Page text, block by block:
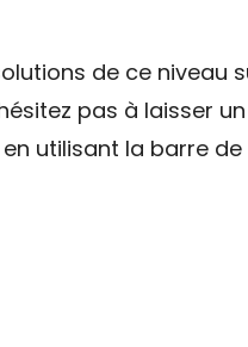
de ce niveau
pas à laisser
utilisant la barre